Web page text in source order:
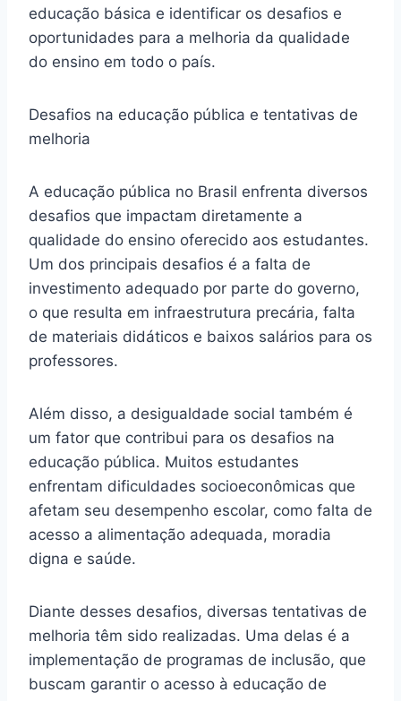
educação básica e identificar os desafios e
oportunidades para a melhoria da qualidade
do ensino em todo o país.
Desafios na educação pública e tentativas de
melhoria
A educação pública no Brasil enfrenta diversos
desafios que impactam diretamente a
qualidade do ensino oferecido aos estudantes.
Um dos principais desafios é a falta de
investimento adequado por parte do governo,
o que resulta em infraestrutura precária, falta
de materiais didáticos e baixos salários para os
professores.
Além disso, a desigualdade social também é
um fator que contribui para os desafios na
educação pública. Muitos estudantes
enfrentam dificuldades socioeconômicas que
afetam seu desempenho escolar, como falta de
acesso a alimentação adequada, moradia
digna e saúde.
Diante desses desafios, diversas tentativas de
melhoria têm sido realizadas. Uma delas é a
implementação de programas de inclusão, que
buscam garantir o acesso à educação de